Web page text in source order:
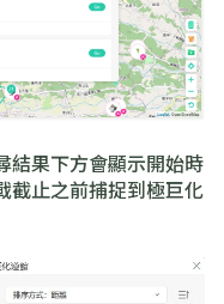
結果下方會顯示開始時
截止之前捕捉到極巨化